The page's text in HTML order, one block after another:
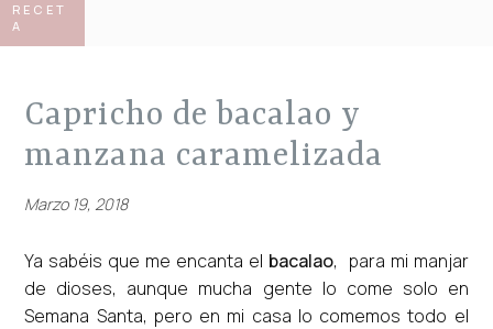
RECET
A
capricho de bacalao y
manzana caramelizada
Marzo 19, 2018
Ya sabéis que me encanta el bacalao, para mi manjar
de dioses, aunque mucha gente lo come solo en
Semana Santa, pero en mi casa lo comemos todo el